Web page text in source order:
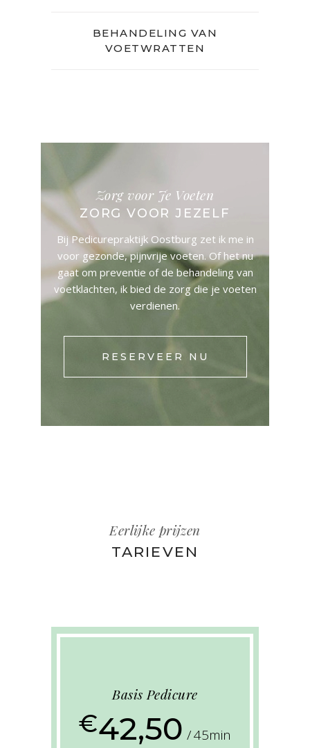
BEHANDELING VAN
VOETWRATTEN
Zorg voor Je Voeten
ZORG VOOR JEZELF
Bij Pedicurepraktijk Oostburg zet ik me in
voor gezonde, pijnvrije voeten. Of het nu
gaat om preventie of de behandeling van
voetklachten, ik bied de zorg die je voeten
verdienen.
RESERVEER NU
Eerlijke prijzen
TARIEVEN
Basis Pedicure
€42,50 45min